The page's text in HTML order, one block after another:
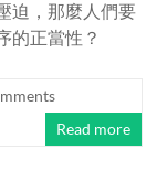
迫，那麼人們要
的正當性？
Read more